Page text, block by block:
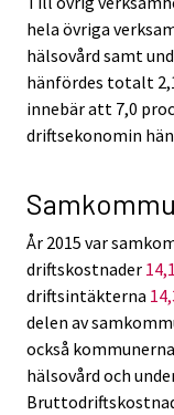
hela övriga
hälsovård samt
hänfördes totalt
innebär att 7,0
driftsekonomin
År 2015 var
driftskostnader 14,1
driftsintäkterna
delen av
också
hälsovård och